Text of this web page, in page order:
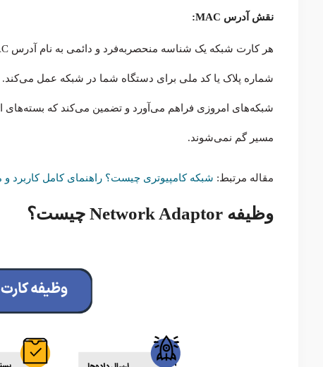
نقش آدرس MAC:
شماره پلاک یا کد ملی برای دستگاه شما در شبکه عمل می‌کند.
شبکه‌های امروزی فراهم می‌آورد و تضمین می‌کند که
مسیر گم نمی‌شوند.
مقاله مرتبط: شبکه کامپیوتری چیست؟ راهنمای کامل کاربرد و
وظیفه Network Adaptor چیست؟